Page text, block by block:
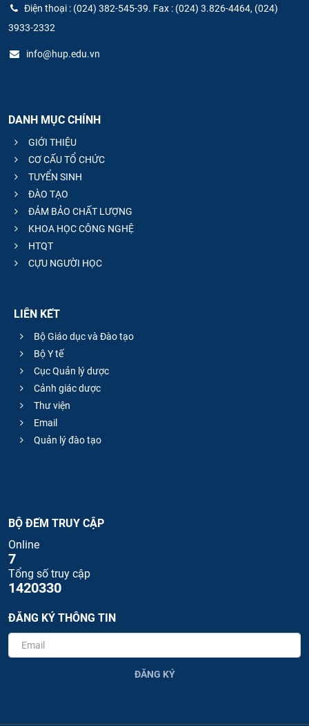
Điện thoại : (024) 382-545-39. Fax : (024) 3.826-4464, (024)
3933-2332
info@hup.edu.vn
DANH MỤC CHÍNH
GIỚI THIỆU
CƠ CẤU TỔ CHỨC
TUYỂN SINH
ĐÀO TẠO
ĐẢM BẢO CHẤT LƯỢNG
KHOA HỌC CÔNG NGHỆ
HTQT
CỰU NGƯỜI HỌC
LIÊN KẾT
Bộ Giáo dục và Đào tạo
Bộ Y tế
Cục Quản lý dược
Cảnh giác dược
Thư viện
Email
Quản lý đào tạo
BỘ ĐẾM TRUY CẬP
Online
7
Tổng số truy cập
1420330
ĐĂNG KÝ THÔNG TIN
ĐĂNG KÝ